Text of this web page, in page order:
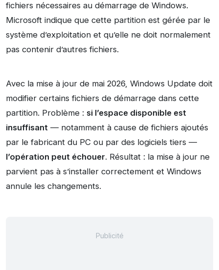
fichiers nécessaires au démarrage de Windows.
Microsoft indique que cette partition est gérée par le
système d’exploitation et qu’elle ne doit normalement
pas contenir d’autres fichiers.
Avec la mise à jour de mai 2026, Windows Update doit
modifier certains fichiers de démarrage dans cette
partition. Problème : si l’espace disponible est
insuffisant — notamment à cause de fichiers ajoutés
par le fabricant du PC ou par des logiciels tiers —
l’opération peut échouer. Résultat : la mise à jour ne
parvient pas à s’installer correctement et Windows
annule les changements.